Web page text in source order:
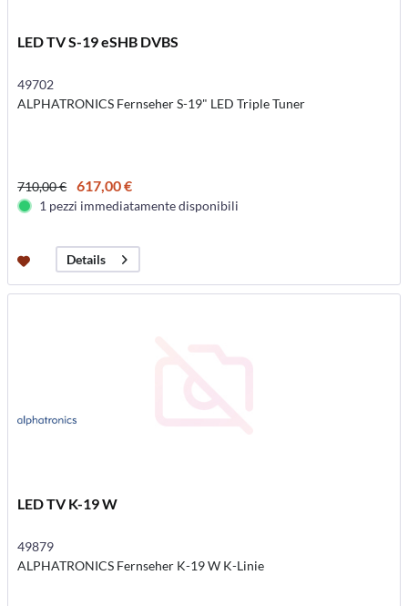
LED TV S-19 eSHB DVBS
49702
ALPHATRONICS Fernseher S-19" LED Triple Tuner
710,00 € 617,00 €
1 pezzi immediatamente disponibili
Details
LED TV K-19 W
49879
ALPHATRONICS Fernseher K-19 W K-Linie